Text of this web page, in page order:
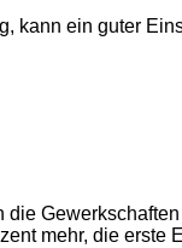
kann ein guter
mehr, die erste